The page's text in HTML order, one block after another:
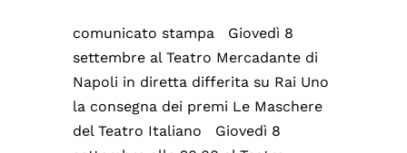
comunicato stampa Giovedì 8
settembre al Teatro Mercadante di
Napoli in diretta differita su Rai Uno
la consegna dei premi Le Maschere
del Teatro Italiano Giovedì 8